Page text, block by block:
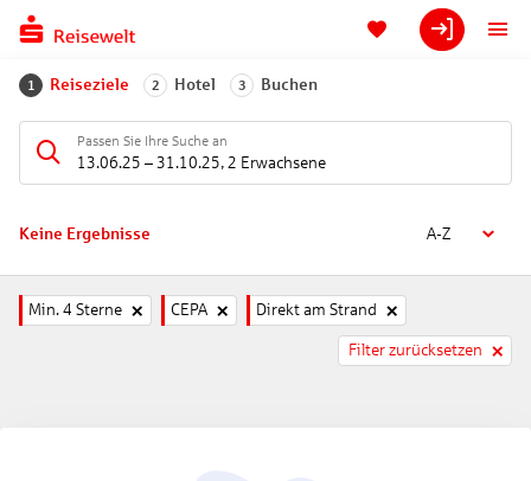
1 Reiseziele 2 Hotel 3 Buchen
Passen Sie Ihre Suche an
13.06.25 – 31.10.25, 2 Erwachsene
Keine Ergebnisse A-Z
Min. 4 Sterne CEPA Direkt am Strand
Filter zurücksetzen